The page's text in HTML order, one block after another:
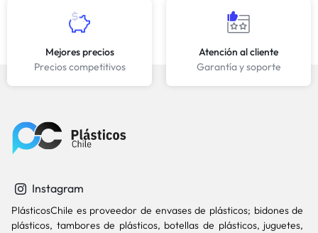
Mejores precios
Precios competitivos
Atención al cliente
Garantía y soporte
Instagram
PlásticosChile es proveedor de envases de plásticos; bidones de
plásticos, tambores de plásticos, botellas de plásticos, juguetes,